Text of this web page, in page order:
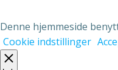
Denne hjemmeside
Cookie indstillinger